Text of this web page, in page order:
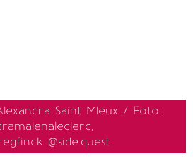
Saint Mleux / Foto:
@side.quest